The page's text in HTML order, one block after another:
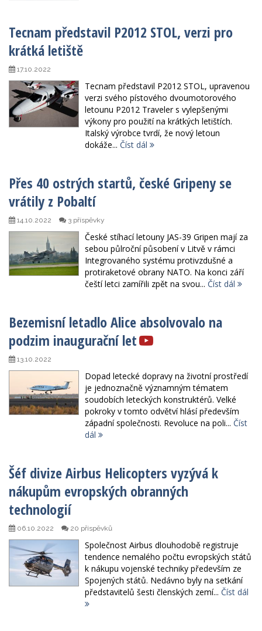
Tecnam představil P2012 STOL, verzi pro
krátká letiště
17.10.2022
Tecnam představil P2012 STOL, upravenou
verzi svého pístového dvoumotorového
letounu P2012 Traveler s vylepšenými
výkony pro použití na krátkých letištích.
Italský výrobce tvrdí, že nový letoun
dokáže... Číst dál
Přes 40 ostrých startů, české Gripeny se
vrátily z Pobaltí
14.10.2022 3 příspěvky
České stíhací letouny JAS-39 Gripen mají za
sebou půlroční působení v Litvě v rámci
Integrovaného systému protivzdušné a
protiraketové obrany NATO. Na konci září
čeští letci zamířili zpět na svou... Číst dál
Bezemisní letadlo Alice absolvovalo na
podzim inaugurační let
13.10.2022
Dopad letecké dopravy na životní prostředí
je jednoznačně významným tématem
soudobích leteckých konstruktérů. Velké
pokroky v tomto odvětví hlásí především
západní společnosti. Revoluce na poli... Číst
dál
Šéf divize Airbus Helicopters vyzývá k
nákupům evropských obranných
technologií
06.10.2022 20 příspěvků
Společnost Airbus dlouhodobě registruje
tendence nemalého počtu evropských států
k nákupu vojenské techniky především ze
Spojených států. Nedávno byly na setkání
představitelů šesti členských zemí... Číst dál